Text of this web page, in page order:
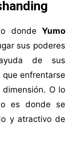
dondeYumo
sus poderes
de sus
enfrentarse
O lo
es donde se
y atractivo de